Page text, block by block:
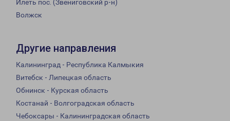
Илеть пос. (Звениговский р-н)
Волжск
Другие направления
Калининград - Республика Калмыкия
Витебск - Липецкая область
Обнинск - Курская область
Костанай - Волгоградская область
Чебоксары - Калининградская область